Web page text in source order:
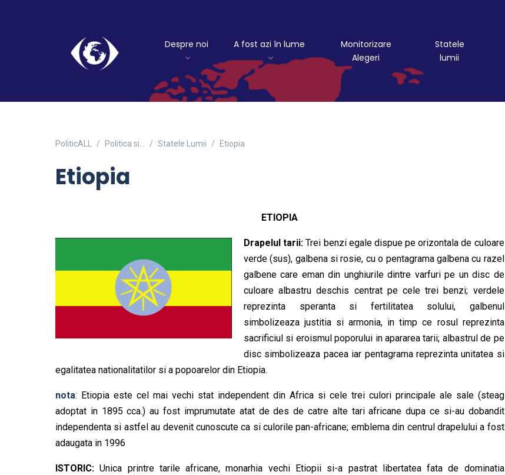
Despre noi A fost azi în lume
Monitorizare
Alegeri
Statele
lumii
PoliticALL Politica si… Statele Lumii Etiopia
Etiopia
ETIOPIA
Drapelul tarii:Trei benzi egale dispue pe orizontala de culoare
verde (sus), galbena si rosie, cu o pentagrama galbena cu razel
galbene care eman din unghiurile dintre varfuri pe un disc de
culoare albastru deschis centrat pe cele trei benzi; verdele
reprezinta speranta si fertilitatea solului, galbenul
simbolizeaza justitia si armonia, in timp ce rosul reprezinta
sacrificiul si eroismul poporului in apararea tarii; albastrul de pe
disc simbolizeaza pacea iar pentagrama reprezinta unitatea si
egalitatea nationalitatilor si a popoarelor din Etiopia.
nota: Etiopia este cel mai vechi stat independent din Africa si cele trei culori principale ale sale (steag
adoptat in 1895 cca.) au fost imprumutate atat de des de catre alte tari africane dupa ce si-au dobandit
independenta si astfel au devenit cunoscute ca si culorile pan-africane; emblema din centrul drapelului a fost
adaugata in 1996
ISTORIC: Unica printre tarile africane, monarhia vechi Etiopii si-a pastrat libertatea fata de dominatia